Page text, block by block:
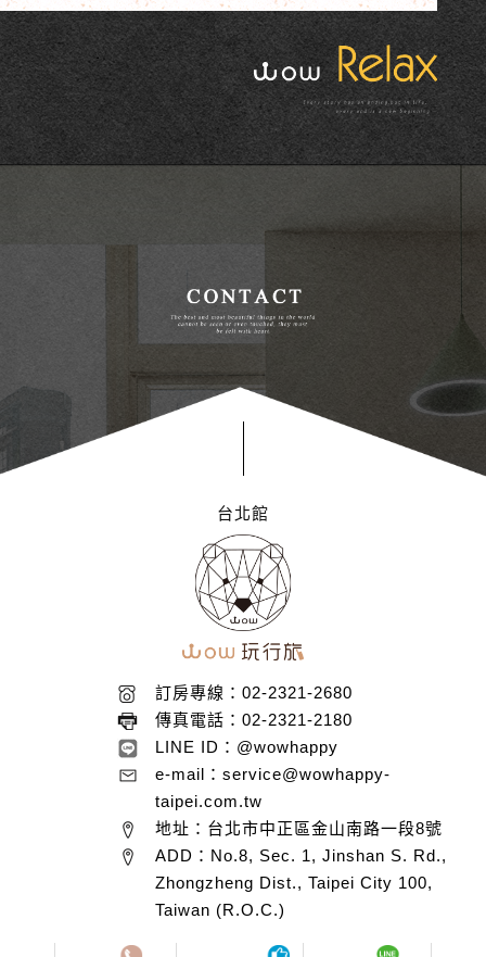
台北館
訂房專線：02-2321-2680
傳真電話：02-2321-2180
LINE ID：@wowhappy
e-mail：service@wowhappy-
taipei.com.tw
地址：台北市中正區金山南路一段8號
ADD：No.8, Sec. 1, Jinshan S. Rd.,
Zhongzheng Dist., Taipei City 100,
Taiwan (R.O.C.)